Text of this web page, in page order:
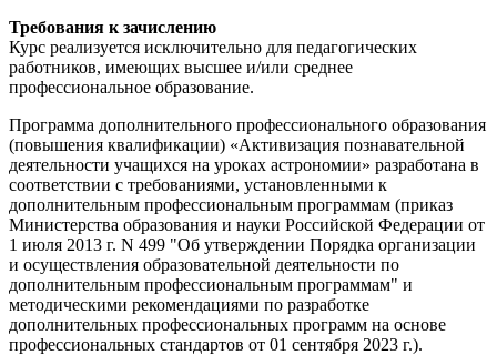
Требования к зачислению
Курс реализуется исключительно для педагогических
работников, имеющих высшее и/или среднее
профессиональное образование.
Программа дополнительного профессионального образования
(повышения квалификации) «Активизация познавательной
деятельности учащихся на уроках астрономии» разработана в
соответствии с требованиями, установленными к
дополнительным профессиональным программам (приказ
Министерства образования и науки Российской Федерации от
1 июля 2013 г. N 499 "Об утверждении Порядка организации
и осуществления образовательной деятельности по
дополнительным профессиональным программам" и
методическими рекомендациями по разработке
дополнительных профессиональных программ на основе
профессиональных стандартов от 01 сентября 2023 г.).